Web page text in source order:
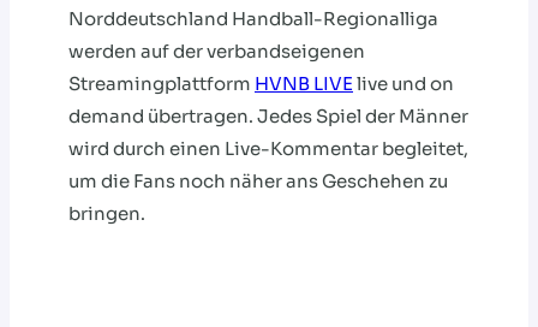
Norddeutschland Handball-Regionalliga
werden auf der verbandseigenen
Streamingplattform HVNB LIVE live und on
demand übertragen. Jedes Spiel der Männer
wird durch einen Live-Kommentar begleitet,
um die Fans noch näher ans Geschehen zu
bringen.